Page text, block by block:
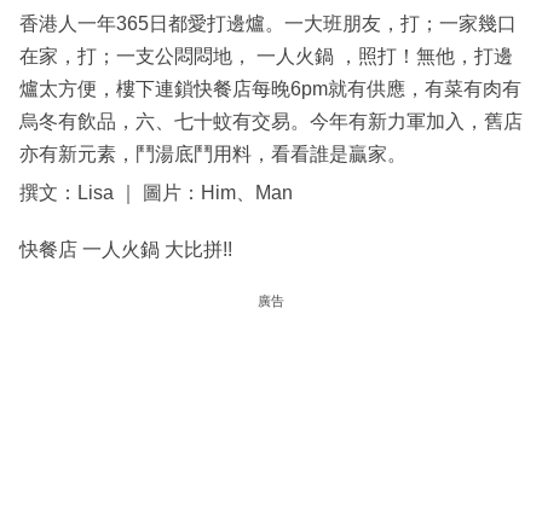
閱
專
區
香港人一年365日都愛打邊爐。一大班朋友，打；一家幾口
在家，打；一支公悶悶地， 一人火鍋 ，照打！無他，打邊
爐太方便，樓下連鎖快餐店每晚6pm就有供應，有菜有肉有
烏冬有飲品，六、七十蚊有交易。今年有新力軍加入，舊店
亦有新元素，鬥湯底鬥用料，看看誰是贏家。
撰文：Lisa ｜ 圖片：Him、Man
快餐店 一人火鍋 大比拼!!
廣告